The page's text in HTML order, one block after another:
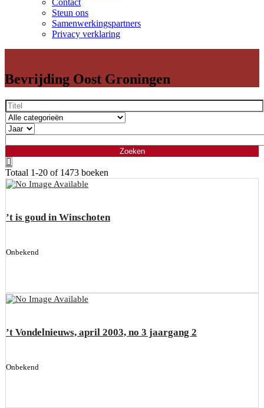
Contact
Steun ons
Samenwerkingspartners
Privacy verklaring
Bevrijding Oost Groningen
Totaal 1-20 of 1473 boeken
’t is goud in Winschoten
Onbekend
’t Vondelnieuws, april 2003, no 3 jaargang 2
Onbekend